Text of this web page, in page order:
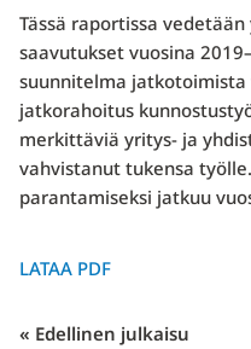
Tässä raportissa
saavutukset vuosina
suunnitelma
jatkorahoitus
merkittäviä yritys- ja
vahvistanut tukensa
parantamiseksi jatkuu
LATAA PDF
« Edellinen julkaisu